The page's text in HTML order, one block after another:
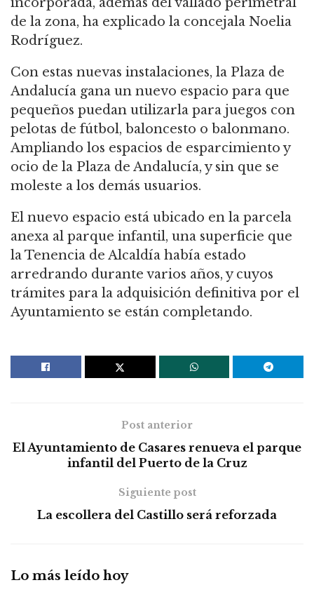
de la zona, ha explicado la concejala Noelia
Rodríguez.
Con estas nuevas instalaciones, la Plaza de
Andalucía gana un nuevo espacio para que
pequeños puedan utilizarla para juegos con
pelotas de fútbol, baloncesto o balonmano.
Ampliando los espacios de esparcimiento y
ocio de la Plaza de Andalucía, y sin que se
moleste a los demás usuarios.
El nuevo espacio está ubicado en la parcela
anexa al parque infantil, una superficie que
la Tenencia de Alcaldía había estado
arredrando durante varios años, y cuyos
trámites para la adquisición definitiva por el
Ayuntamiento se están completando.
Post anterior
El Ayuntamiento de Casares renueva el parque
infantil del Puerto de la Cruz
Siguiente post
La escollera del Castillo será reforzada
Lo más leído hoy